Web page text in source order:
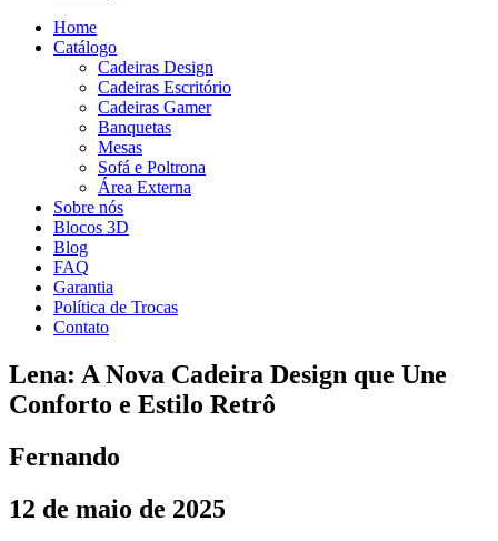
Home
Catálogo
Cadeiras Design
Cadeiras Escritório
Cadeiras Gamer
Banquetas
Mesas
Sofá e Poltrona
Área Externa
Sobre nós
Blocos 3D
Blog
FAQ
Garantia
Política de Trocas
Contato
Lena: A Nova Cadeira Design que Une
Conforto e Estilo Retrô
Fernando
12 de maio de 2025